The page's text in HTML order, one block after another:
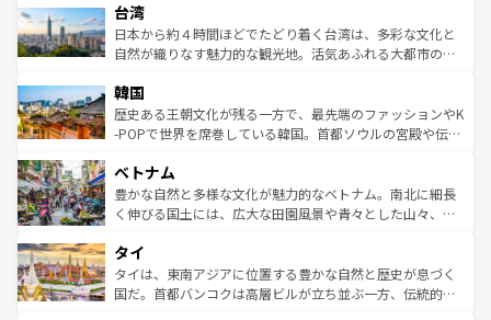
ならではの贅沢な旅のスタイルだ。 なお、新着のアメリカ
情報はコンテンツ一覧を参照してほしい。
れるおもてなしの心で訪れる人々を迎えてくれるハワイの
人々、おいしいローカルフードやハワイアンミュージッ
ク、伝統的なフラダンスなど、すべてがハワイの魅力を彩
ワイを、存分に味わってほしい。 なお、新着のハワイ情報
はコンテンツ一覧を参照してほしい。
リアリーフや大陸中央部にそびえるウルル（エアーズロッ
ク）、タスマニアの美しい原生林やケアンズの熱帯雨林な
ど、見どころがたくさん。また、カフェやワイン、オージ
いる。アクティビティも充実しており、サーフィンやダイ
ビング、ハイキングなど、アウトドア好きにはたまらな
い。オーストラリアの多彩な魅力を存分に味わいつくそ
参照してほしい。
台湾
日本から約４時間ほどでたどり着く台湾は、多彩な文化と
自然が織りなす魅力的な観光地。活気あふれる大都市の台
ン）、静ひつな山岳地帯である台湾東部など、都市の喧騒
と山間の静けさが共存しており、訪れる人に新しい発見と
驚きをもたらしてくれる。また、奥深い台湾の食文化も魅
容にもいいと評判のスイーツなど、バラエティ豊かな料理
が味わえる。 なお、新着の台湾情報は コンテンツ一覧を参
照してほしい。
韓国
歴史ある王朝文化が残る一方で、最先端のファッションやK
-POPで世界を席巻している韓国。首都ソウルの宮殿や伝統
き、地方に足を延ばせば四季折々の自然美を楽しむことが
できる。そして、キムチや焼肉、絶品のストリートフード
まで、さまざまな韓国料理が待っている。夜には、韓国な
リティに包まれながら、韓国の多彩な魅力を心ゆくまで味
わってみてほしい。 なお、新着の韓国情報はコンテンツ一
覧を参照してほしい。
ベトナム
豊かな自然と多様な文化が魅力的なベトナム。南北に細長
く伸びる国土には、広大な田園風景や青々とした山々、世
急速な発展と共に伝統が息づく。ハノイの古い町並みやホ
ーチミン市のフランス統治時代の建物も、独特の雰囲気を
醸し出している。また、バラエティの豊かさとおいしさで
タイ
タイは、東南アジアに位置する豊かな自然と歴史が息づく
国だ。首都バンコクは高層ビルが立ち並ぶ一方、伝統的な